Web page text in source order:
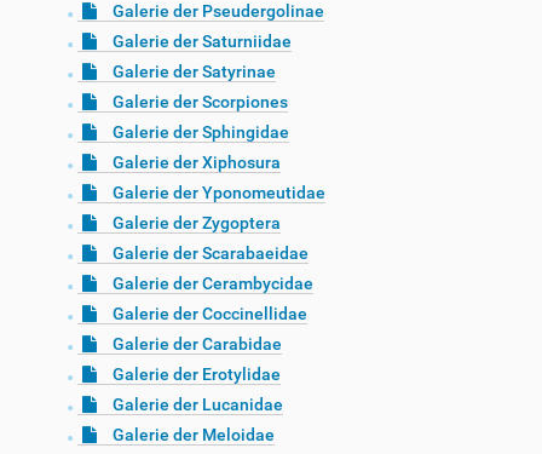
Galerie der Pseudergolinae
Galerie der Saturniidae
Galerie der Satyrinae
Galerie der Scorpiones
Galerie der Sphingidae
Galerie der Xiphosura
Galerie der Yponomeutidae
Galerie der Zygoptera
Galerie der Scarabaeidae
Galerie der Cerambycidae
Galerie der Coccinellidae
Galerie der Carabidae
Galerie der Erotylidae
Galerie der Lucanidae
Galerie der Meloidae